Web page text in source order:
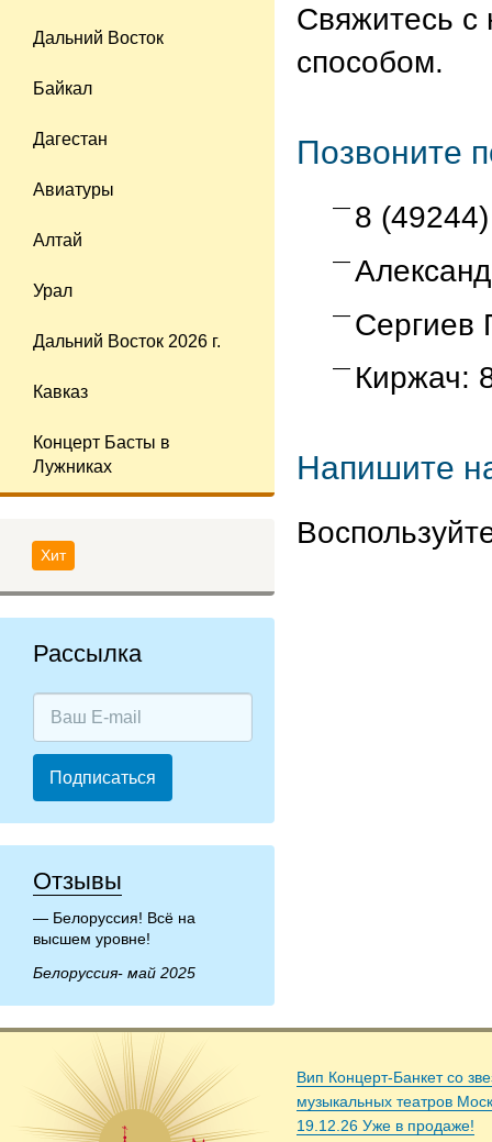
Дальний Восток
Байкал
Дагестан
Авиатуры
Алтай
Урал
Дальний Восток 2026 г.
Кавказ
Концерт Басты в
Лужниках
Хит
Рассылка
Подписаться
Отзывы
Белоруссия! Всё на
высшем уровне!
Белоруссия- май 2025
Свяжитесь
способом.
Позвоните
8
Сергиев
Киржач:
Напишите
Вип Концерт-Банкет со
музыкальных театров
19.12.26 Уже в продаже!